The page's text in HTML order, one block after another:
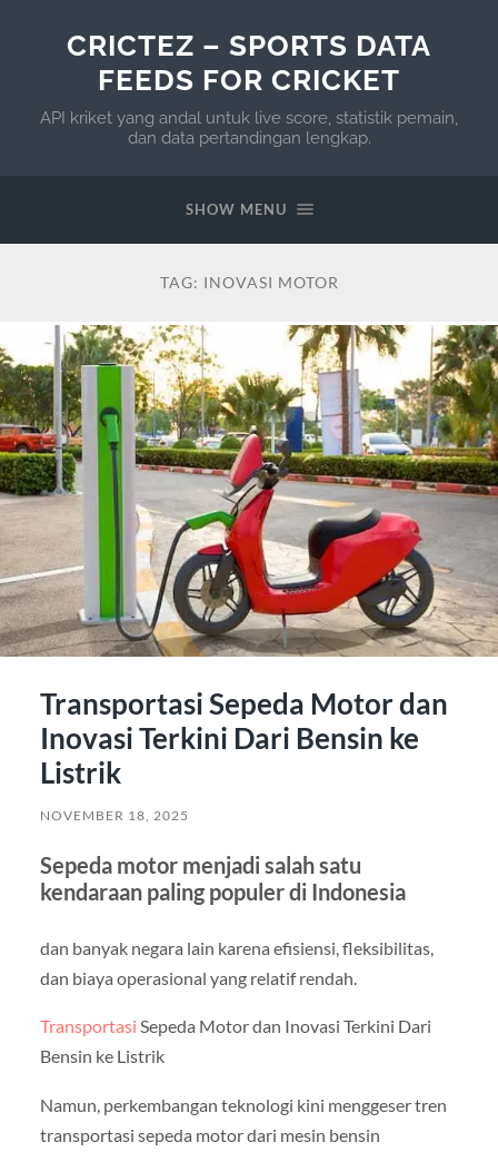
CRICTEZ – SPORTS DATA
FEEDS FOR CRICKET
API kriket yang andal untuk live score, statistik pemain,
dan data pertandingan lengkap.
SHOW MENU
TAG: INOVASI MOTOR
Transportasi Sepeda Motor dan
Inovasi Terkini Dari Bensin ke
Listrik
NOVEMBER 18, 2025
Sepeda motor menjadi salah satu
kendaraan paling populer di Indonesia
dan banyak negara lain karena efisiensi, fleksibilitas,
dan biaya operasional yang relatif rendah.
Transportasi Sepeda Motor dan Inovasi Terkini Dari
Bensin ke Listrik
Namun, perkembangan teknologi kini menggeser tren
transportasi sepeda motor dari mesin bensin